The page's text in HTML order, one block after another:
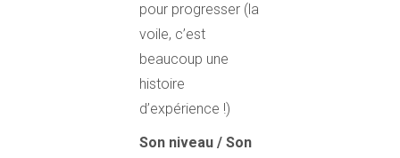
pour progresser (la
voile, c’est
beaucoup une
histoire
d’expérience !)
Son niveau / Son